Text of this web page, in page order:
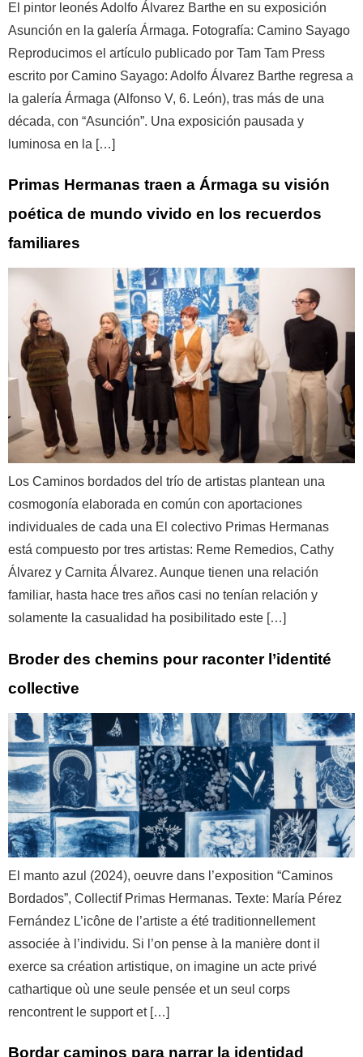
El pintor leonés Adolfo Álvarez Barthe en su exposición
Asunción en la galería Ármaga. Fotografía: Camino Sayago
Reproducimos el artículo publicado por Tam Tam Press
escrito por Camino Sayago: Adolfo Álvarez Barthe regresa a
la galería Ármaga (Alfonso V, 6. León), tras más de una
década, con “Asunción”. Una exposición pausada y
luminosa en la […]
Primas Hermanas traen a Ármaga su visión
poética de mundo vivido en los recuerdos
familiares
Los Caminos bordados del trío de artistas plantean una
cosmogonía elaborada en común con aportaciones
individuales de cada una El colectivo Primas Hermanas
está compuesto por tres artistas: Reme Remedios, Cathy
Álvarez y Carnita Álvarez. Aunque tienen una relación
familiar, hasta hace tres años casi no tenían relación y
solamente la casualidad ha posibilitado este […]
Broder des chemins pour raconter l’identité
collective
El manto azul (2024), oeuvre dans l’exposition “Caminos
Bordados”, Collectif Primas Hermanas. Texte: María Pérez
Fernández L’icône de l’artiste a été traditionnellement
associée à l’individu. Si l’on pense à la manière dont il
exerce sa création artistique, on imagine un acte privé
cathartique où une seule pensée et un seul corps
rencontrent le support et […]
Bordar caminos para narrar la identidad